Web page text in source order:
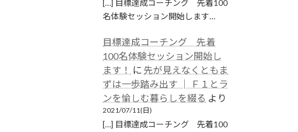
[…] 目標達成コーチング 先着100
名体験セッション開始します…
目標達成コーチング 先着
100名体験セッション開始し
ます！
に先が見えなくともま
ずは一歩踏み出す │ Ｆ１とラ
ンを愉しむ暮らしを綴る より
2021/07/11(日)
[…] 目標達成コーチング 先着100